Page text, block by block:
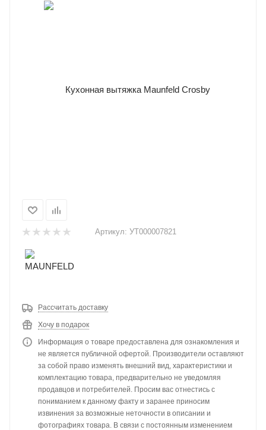
Артикул: УТ000007821
Рассчитать доставку
Хочу в подарок
Информация о товаре предоставлена для ознакомления и
не является публичной офертой. Производители оставляют
за собой право изменять внешний вид, характеристики и
комплектацию товара, предварительно не уведомляя
продавцов и потребителей. Просим вас отнестись с
пониманием к данному факту и заранее приносим
извинения за возможные неточности в описании и
фотографиях товара. В связи с постоянным изменением